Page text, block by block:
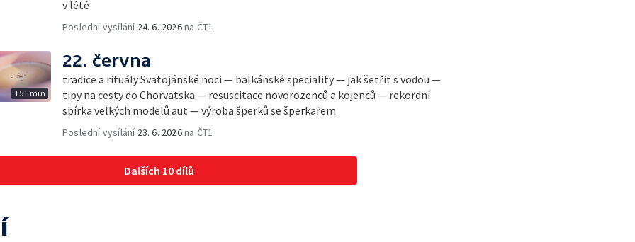
v létě
Poslední vysílání 24. 6. 2026na ČT1
151 min
22. června
tradice a rituály Svatojánské noci — balkánské speciality — jak šetřit s vodou —
tipy na cesty do Chorvatska — resuscitace novorozenců a kojenců — rekordní
sbírka velkých modelů aut — výroba šperků se šperkařem
Poslední vysílání 23. 6. 2026na ČT1
Dalších 10 dílů